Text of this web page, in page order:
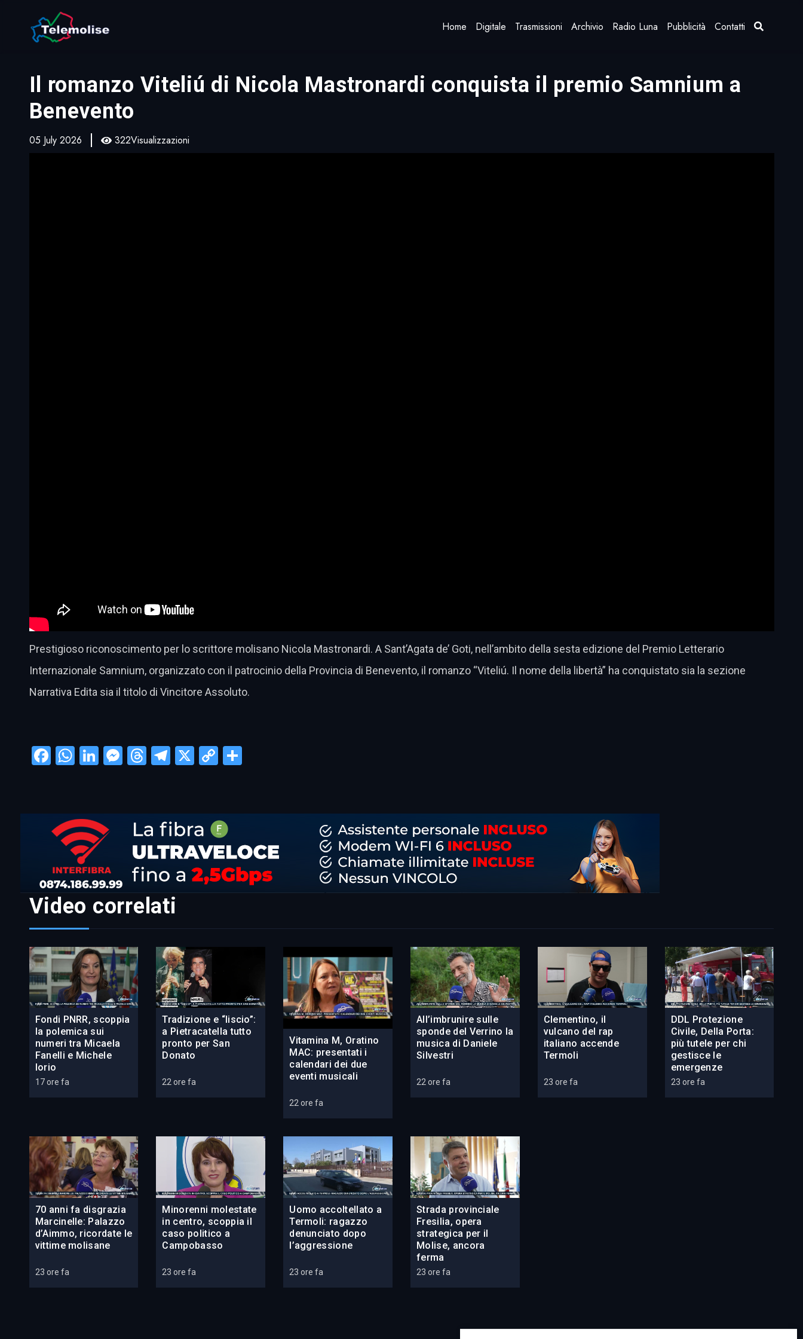
Home Digitale Trasmissioni Archivio Radio Luna Pubblicità Contatti
Il romanzo Viteliú di Nicola Mastronardi conquista il premio Samnium a
Benevento
05 July 2026 322Visualizzazioni
Prestigioso riconoscimento per lo scrittore molisano Nicola Mastronardi. A Sant’Agata de’ Goti, nell’ambito della sesta edizione del Premio Letterario
Internazionale Samnium, organizzato con il patrocinio della Provincia di Benevento, il romanzo “Viteliú. Il nome della libertà” ha conquistato sia la sezione
Narrativa Edita sia il titolo di Vincitore Assoluto.
Facebook
WhatsApp
LinkedIn
Messenger
Threads
Telegram
X CopyCondividi
Video correlati
Fondi PNRR, scoppia
la polemica sui
numeri tra Micaela
Fanelli e Michele
Iorio
17 ore fa
Tradizione e “liscio”:
a Pietracatella tutto
pronto per San
Donato
22 ore fa
Vitamina M, Oratino
MAC: presentati i
calendari dei due
eventi musicali
22 ore fa
All’imbrunire sulle
sponde del Verrino la
musica di Daniele
Silvestri
22 ore fa
Clementino, il
vulcano del rap
italiano accende
Termoli
23 ore fa
DDL Protezione
Civile, Della Porta:
più tutele per chi
gestisce le
emergenze
23 ore fa
70 anni fa disgrazia
Marcinelle: Palazzo
d’Aimmo, ricordate le
vittime molisane
23 ore fa
Minorenni molestate
in centro, scoppia il
caso politico a
Campobasso
23 ore fa
Uomo accoltellato a
Termoli: ragazzo
denunciato dopo
l’aggressione
23 ore fa
Strada provinciale
Fresilia, opera
strategica per il
Molise, ancora
ferma
23 ore fa